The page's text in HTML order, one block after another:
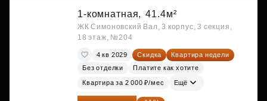
1-комнатная, 41.4м²
ЖК Симоновский Вал, 3 корпус, 3 секция,
18 этаж, №204
4 кв 2029 Скидка
Квартира недели
Без отделки
Платите как хотите
Квартира за 2 000 ₽/мес Ещё